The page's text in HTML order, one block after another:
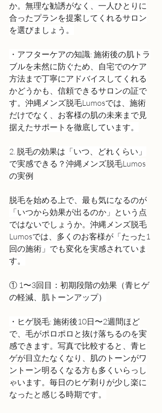
か。無理な勧誘がなく、一人ひとりに
合ったプランを提案してくれるサロン
を選びましょう。
・アフターケアの知識: 施術後の肌トラ
ブルを未然に防ぐため、自宅でのケア
方法まで丁寧にアドバイスしてくれる
かどうかも、信頼できるサロンの証で
す。沖縄メンズ脱毛Lumosでは、施術
だけでなく、お客様の肌の未来まで見
据えたサポートを徹底しています。
2. 脱毛の効果は「いつ、どれくらい」
で実感できる？沖縄メンズ脱毛Lumos
の実例
脱毛を始める上で、最も気になるのが
「いつから効果が出るのか」という点
ではないでしょうか。沖縄メンズ脱毛
Lumosでは、多くのお客様が「たった1
回の施術」でも変化を実感されていま
す。
① 1〜3回目：初期段階の効果（青ヒゲ
の軽減、肌トーンアップ）
・ヒゲ脱毛: 施術後10日〜2週間ほど
で、毛がポロポロと抜け落ちるのを実
感できます。写真で比較すると、青ヒ
ゲが目立たなくなり、肌のトーンがワ
ントーン明るくなる方も多くいらっし
ゃいます。毎日のヒゲ剃りが少し楽に
なったと感じる時期です。